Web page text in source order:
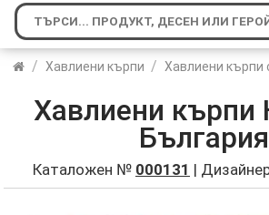
/ Хавлиени кърпи / Хавлиени кърпи
Хавлиени кърпи
България
Каталожен № 000131 |